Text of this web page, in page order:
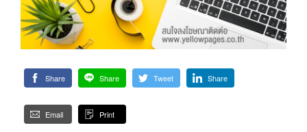
Share Share Tweet Share
Email Print